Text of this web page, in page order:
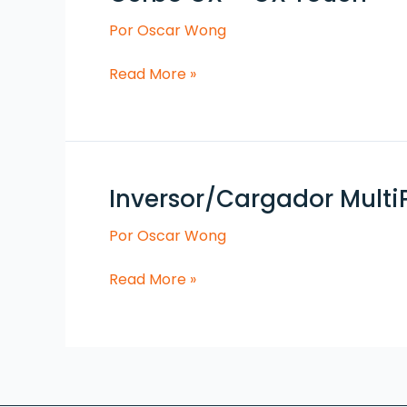
PorOscar Wong
+
Touch
Read More »
Inversor/Cargador
PorOscar Wong
Inversor/Cargador
Read More »